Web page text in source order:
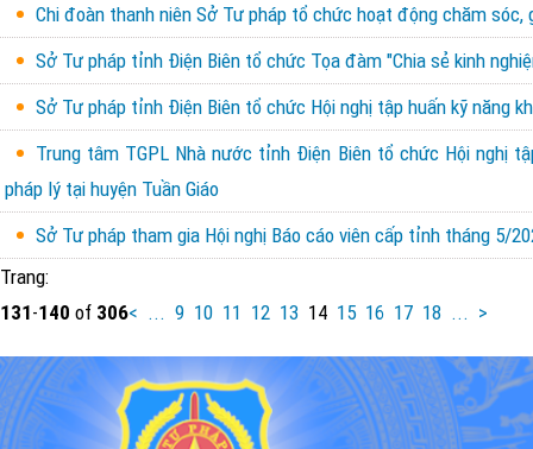
Chi đoàn thanh niên Sở Tư pháp tổ chức hoạt động chăm sóc,
Sở Tư pháp tỉnh Điện Biên tổ chức Tọa đàm "Chia sẻ kinh
Sở Tư pháp tỉnh Điện Biên tổ chức Hội nghị tập huấn kỹ năng
Trung tâm TGPL Nhà nước tỉnh Điện Biên tổ chức Hội nghị
pháp lý tại huyện Tuần Giáo
Sở Tư pháp tham gia Hội nghị Báo cáo viên cấp tỉnh tháng 5/
Trang:
131-140 of 306< ... 9 10 11 12 13 14 15 16 17 18 ... >